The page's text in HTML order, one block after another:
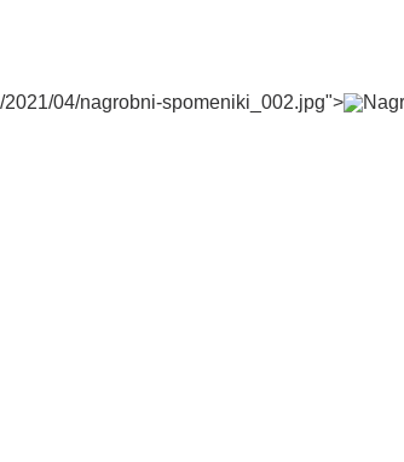
04/nagrobni-spomeniki_002.jpg">